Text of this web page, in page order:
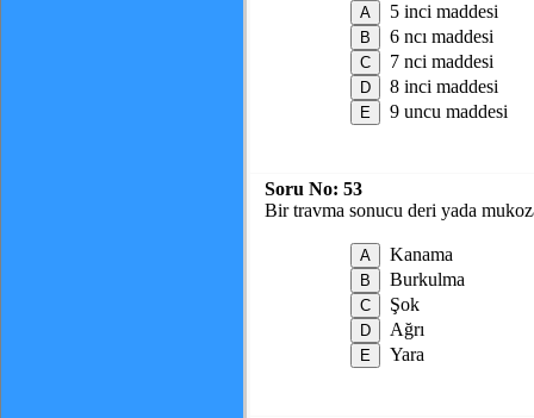
5 inci maddesi
6 ncı maddesi
7 nci maddesi
8 inci maddesi
9 uncu maddesi
Soru No: 53
Bir travma sonucu deri yada
Kanama
Burkulma
Şok
Ağrı
Yara